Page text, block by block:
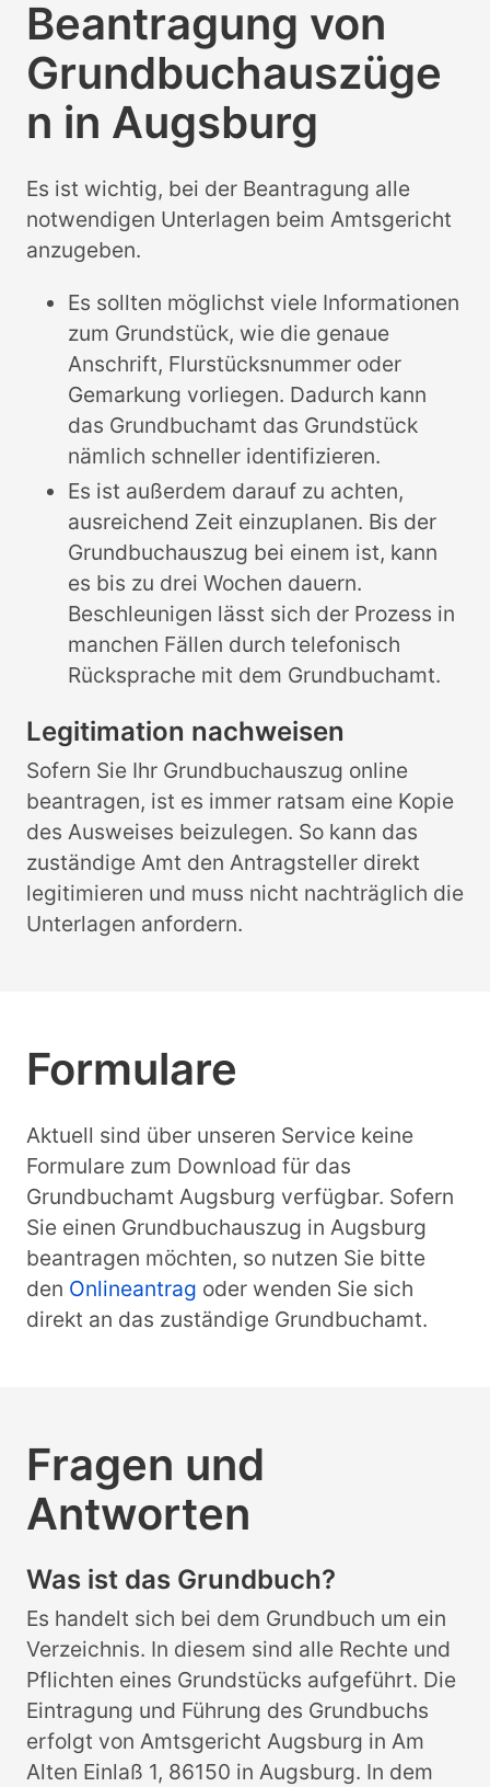
Beantragung von
Grundbuchauszüge
n in Augsburg
Es ist wichtig, bei der Beantragung alle
notwendigen Unterlagen beim Amtsgericht
anzugeben.
Es sollten möglichst viele Informationen
zum Grundstück, wie die genaue
Anschrift, Flurstücksnummer oder
Gemarkung vorliegen. Dadurch kann
das Grundbuchamt das Grundstück
nämlich schneller identifizieren.
Es ist außerdem darauf zu achten,
ausreichend Zeit einzuplanen. Bis der
Grundbuchauszug bei einem ist, kann
es bis zu drei Wochen dauern.
Beschleunigen lässt sich der Prozess in
manchen Fällen durch telefonisch
Rücksprache mit dem Grundbuchamt.
Legitimation nachweisen
Sofern Sie Ihr Grundbuchauszug online
beantragen, ist es immer ratsam eine Kopie
des Ausweises beizulegen. So kann das
zuständige Amt den Antragsteller direkt
legitimieren und muss nicht nachträglich die
Unterlagen anfordern.
Formulare
Aktuell sind über unseren Service keine
Formulare zum Download für das
Grundbuchamt Augsburg verfügbar. Sofern
Sie einen Grundbuchauszug in Augsburg
beantragen möchten, so nutzen Sie bitte
den Onlineantrag oder wenden Sie sich
direkt an das zuständige Grundbuchamt.
Fragen und
Antworten
Was ist das Grundbuch?
Es handelt sich bei dem Grundbuch um ein
Verzeichnis. In diesem sind alle Rechte und
Pflichten eines Grundstücks aufgeführt. Die
Eintragung und Führung des Grundbuchs
erfolgt von Amtsgericht Augsburg in Am
Alten Einlaß 1, 86150 in Augsburg. In dem